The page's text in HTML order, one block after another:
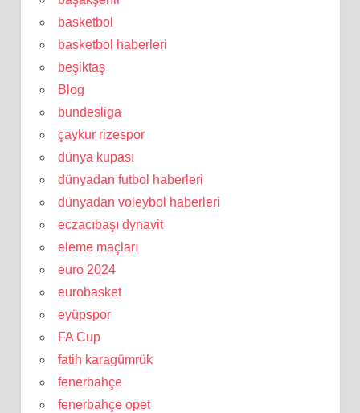
basketbol
basketbol haberleri
beşiktaş
Blog
bundesliga
çaykur rizespor
dünya kupası
dünyadan futbol haberleri
dünyadan voleybol haberleri
eczacıbaşı dynavit
eleme maçları
euro 2024
eurobasket
eyüpspor
FA Cup
fatih karagümrük
fenerbahçe
fenerbahçe opet